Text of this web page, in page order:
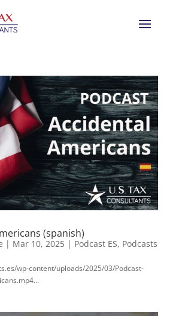
(spanish)
| Mar 10, 2025| Podcast ES, Podcasts
wp-content/uploads/2025/03/Podcast-